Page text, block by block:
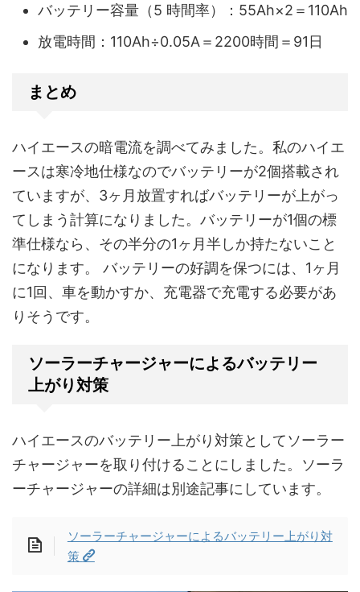
バッテリー容量（5 時間率）：55Ah×2＝110Ah
放電時間：110Ah÷0.05A＝2200時間＝91日
まとめ
ハイエースの暗電流を調べてみました。私のハイエ
ースは寒冷地仕様なのでバッテリーが2個搭載され
ていますが、3ヶ月放置すればバッテリーが上がっ
てしまう計算になりました。バッテリーが1個の標
準仕様なら、その半分の1ヶ月半しか持たないこと
になります。 バッテリーの好調を保つには、1ヶ月
に1回、車を動かすか、充電器で充電する必要があ
りそうです。
ソーラーチャージャーによるバッテリー
上がり対策
ハイエースのバッテリー上がり対策としてソーラー
チャージャーを取り付けることにしました。ソーラ
ーチャージャーの詳細は別途記事にしています。
ソーラーチャージャーによるバッテリー上がり対
策